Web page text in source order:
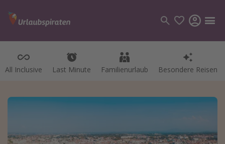
All Inclusive Last Minute Familienurlaub Besondere Reisen
Kategorien
Kreuzfahrten